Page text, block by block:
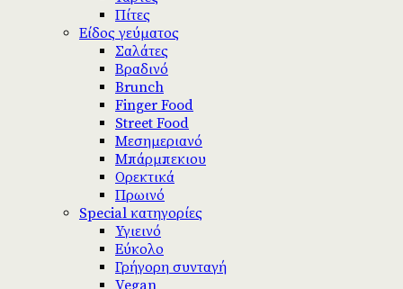
Πίτες
Είδος γεύματος
Σαλάτες
Βραδινό
Brunch
Finger Food
Street Food
Μεσημεριανό
Μπάρμπεκιου
Ορεκτικά
Πρωινό
Special κατηγορίες
Υγιεινό
Εύκολο
Γρήγορη συνταγή
Vegan